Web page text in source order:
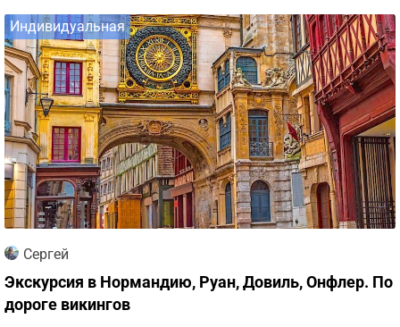
Индивидуальная
Сергей
Экскурсия в Нормандию, Руан, Довиль, Онфлер. По
дороге викингов